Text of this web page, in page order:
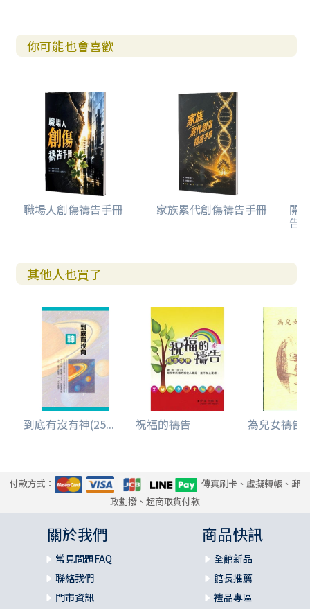
你可能也會喜歡
職場人創傷禱告手冊 家族累代創傷禱告手冊 開
告(
其他人也買了
到底有沒有神(25... 祝福的禱告 為兒女禱告
付款方式：
傳真刷卡、虛擬轉帳、郵
政劃撥、超商取貨付款
關於我們
常見問題FAQ
聯絡我們
門市資訊
商品快訊
全館新品
館長推薦
禮品專區